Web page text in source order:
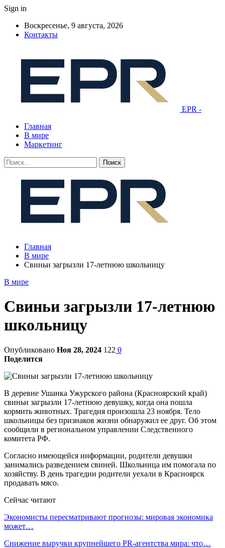
Sign in
Воскресенье, 9 августа, 2026
Контакты
EPR -
Главная
В мире
Маркетинг
Главная
В мире
Свиньи загрызли 17-летнюю школьницу
В мире
Свиньи загрызли 17-летнюю
школьницу
Опубликовано Ноя 28, 2024 122 0
Поделится
В деревне Ушанка Ужурского района (Красноярский край)
свиньи загрызли 17-летнюю девушку, когда она пошла
кормить животных. Трагедия произошла 23 ноября. Тело
школьницы без признаков жизни обнаружил ее друг. Об этом
сообщили в региональном управлении Следственного
комитета РФ.
Согласно имеющейся информации, родители девушки
занимались разведением свиней. Школьница им помогала по
хозяйству. В день трагедии родители уехали в Красноярск
продавать мясо.
Сейчас читают
Экономисты пересматривают прогнозы: мировая экономика
может…
Снижение выручки крупнейшего PR-агентства мира: что…